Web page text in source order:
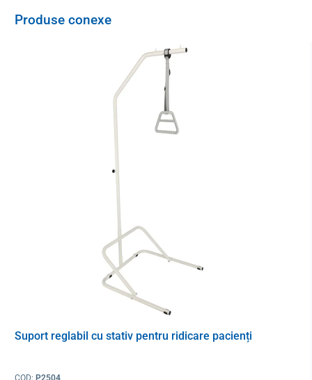
fispălatăpe un ciclu delicat
umplutură: spumă
husa: 55 % poliuretan, 45 %
25 kg/m
Produse conexe
Suport reglabil cu stativ pentru ridicare pacienți
COD: P2504